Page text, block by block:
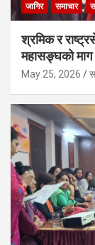
जागिर समाचार
श्रमिक र
महासङ्घको माग
May 25, 2026